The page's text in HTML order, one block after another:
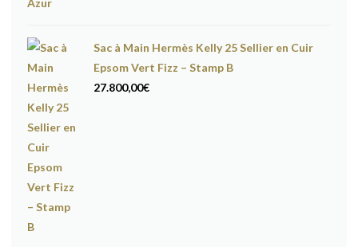
Sac à Main Hermès Kelly 25 Sellier en Cuir
Epsom Vert Fizz – Stamp B
27.800,00€